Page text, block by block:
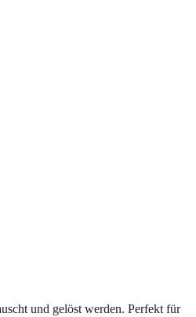
und gelöst werden. Perfekt für